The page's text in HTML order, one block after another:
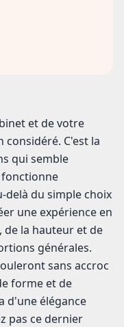
et de votre
C'est la
qui semble
delà du simple choix
une expérience en
de la hauteur et de
générales.
sans accroc
forme et de
d'une élégance
pas ce dernier